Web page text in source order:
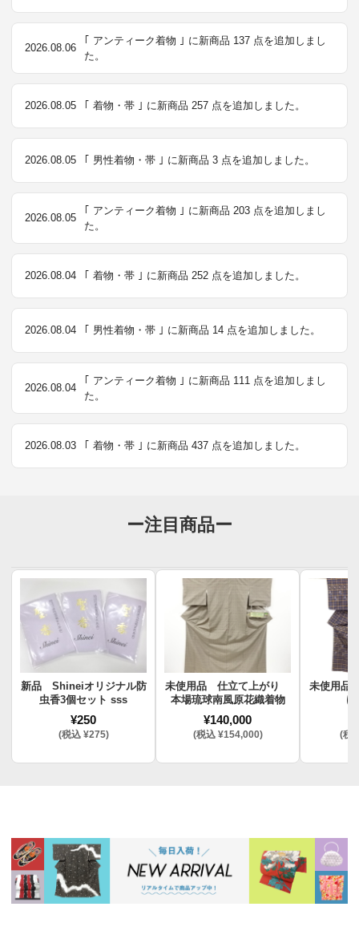
2026.08.06
｢ アンティーク着物 ｣ に新商品 137 点を追加しまし
た。
2026.08.05 ｢ 着物・帯 ｣ に新商品 257 点を追加しました。
2026.08.05 ｢ 男性着物・帯 ｣ に新商品 3 点を追加しました。
2026.08.05
｢ アンティーク着物 ｣ に新商品 203 点を追加しまし
た。
2026.08.04 ｢ 着物・帯 ｣ に新商品 252 点を追加しました。
2026.08.04 ｢ 男性着物・帯 ｣ に新商品 14 点を追加しました。
2026.08.04
｢ アンティーク着物 ｣ に新商品 111 点を追加しまし
た。
2026.08.03 ｢ 着物・帯 ｣ に新商品 437 点を追加しました。
ー注目商品ー
新品 Shineiオリジナル防
虫香3個セット sss
¥250
(税込 ¥275)
未使用品 仕立て上がり
本場琉球南風原花織着物
¥140,000
(税込 ¥154,000)
未使用品
(税